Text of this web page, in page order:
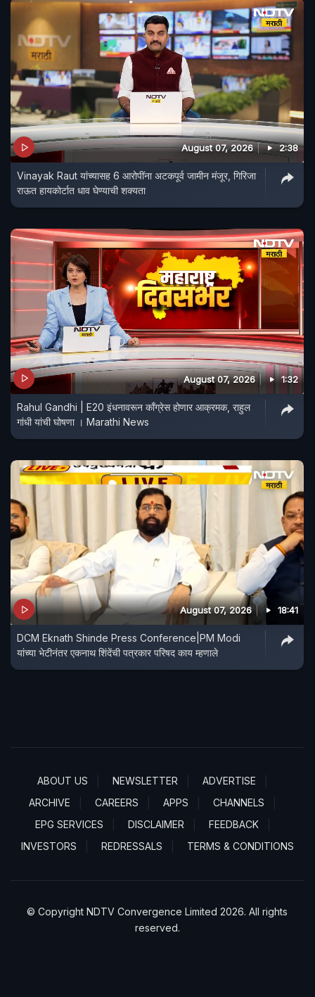
August 07, 2026 2:38
Vinayak Raut यांच्यासह 6 आरोपींना अटकपूर्व जामीन मंजूर, गिरिजा
राऊत हायकोर्टात धाव घेण्याची शक्यता
August 07, 2026 1:32
Rahul Gandhi | E20 इंधनावरून काँग्रेस होणार आक्रमक, राहुल
गांधी यांची घोषणा । Marathi News
August 07, 2026 18:41
DCM Eknath Shinde Press Conference|PM Modi
यांच्या भेटीनंतर एकनाथ शिंदेंची पत्रकार परिषद काय म्हणाले
ABOUT US NEWSLETTER
ADVERTISE
ARCHIVE
CAREERS APPS
CHANNELS
EPG SERVICES
DISCLAIMER
FEEDBACK
INVESTORS
REDRESSALS TERMS & CONDITIONS
© Copyright NDTV Convergence Limited 2026. All rights
reserved.